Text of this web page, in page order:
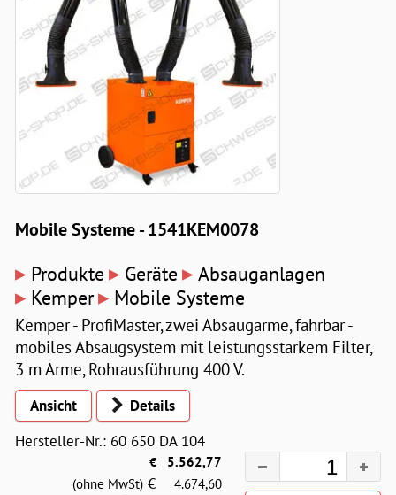
Mobile Systeme - 1541KEM0078
▸ Produkte ▸ Geräte ▸ Absauganlagen
▸ Kemper▸ Mobile Systeme
Kemper - ProfiMaster, zwei Absaugarme, fahrbar -
mobiles Absaugsystem mit leistungsstarkem Filter,
3 m Arme, Rohrausführung 400 V.
Ansicht
Details
Hersteller-Nr.: 60 650 DA 104
€
5.562,77
(ohne MwSt) € 4.674,60